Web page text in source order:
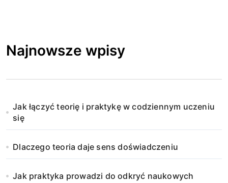
Najnowsze wpisy
Jak łączyć teorię i praktykę w codziennym uczeniu
się
Dlaczego teoria daje sens doświadczeniu
Jak praktyka prowadzi do odkryć naukowych